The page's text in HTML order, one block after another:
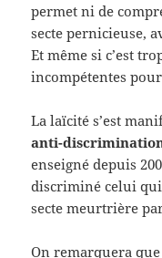
permet ni de
secte pernicieuse,
Et même si c’est
incompétentes
La laïcité s’est
anti-
enseigné depuis
discriminé celui
secte meurtrière
On remarquera